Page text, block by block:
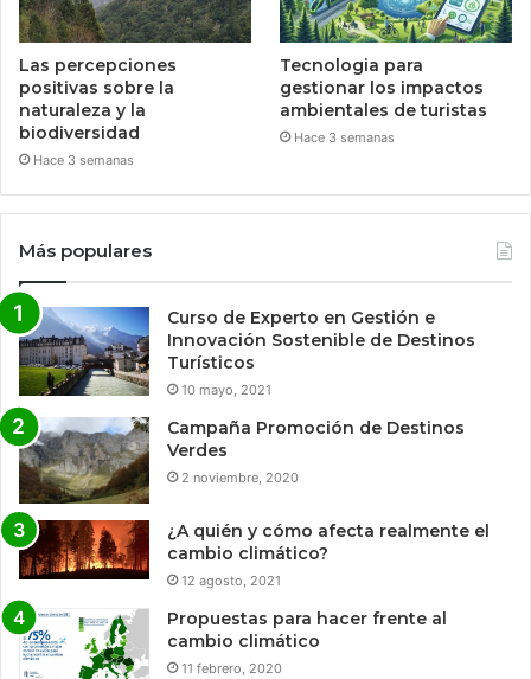
Las percepciones
positivas sobre la
naturaleza y la
biodiversidad
Hace 3 semanas
Tecnologia para
gestionar los impactos
ambientales de turistas
Hace 3 semanas
Más populares
Curso de Experto en Gestión e
Innovación Sostenible de Destinos
Turísticos
10 mayo, 2021
Campaña Promoción de Destinos
Verdes
2 noviembre, 2020
¿A quién y cómo afecta realmente el
cambio climático?
12 agosto, 2021
Propuestas para hacer frente al
cambio climático
11 febrero, 2020